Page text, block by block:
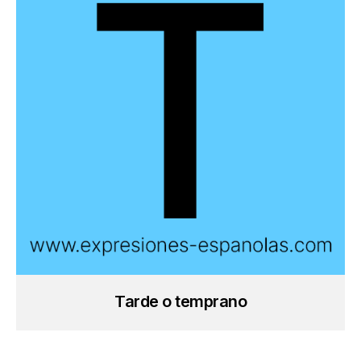
Tarde o temprano